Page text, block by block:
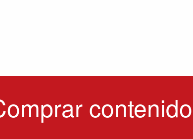
contenido